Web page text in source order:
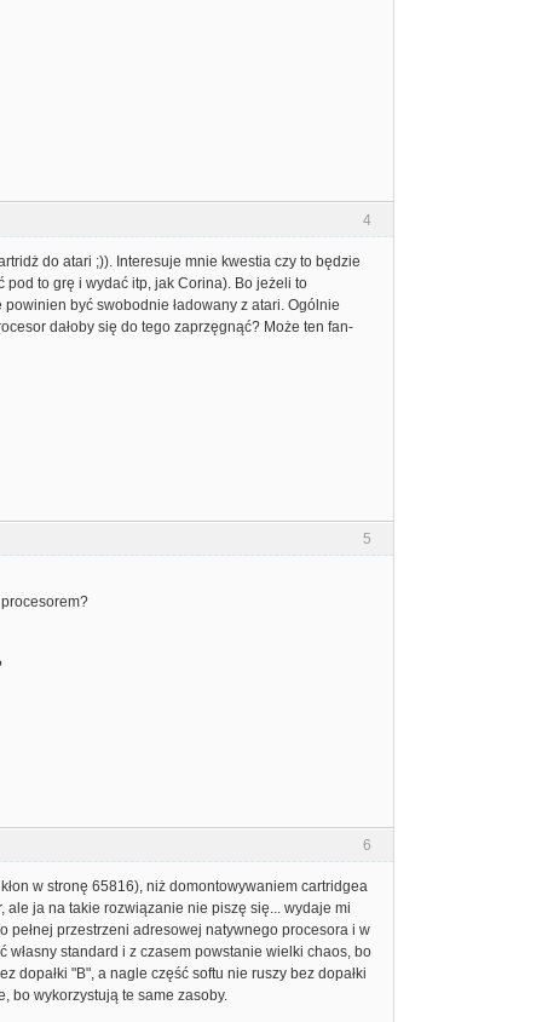
4
do atari ;)). Interesuje mnie kwestia czy to będzie
to grę i wydać itp, jak Corina). Bo jeżeli to
być swobodnie ładowany z atari. Ogólnie
dałoby się do tego zaprzęgnąć? Może ten fan-
5
6
w stronę 65816), niż domontowywaniem cartridgea
ale ja na takie rozwiązanie nie piszę się... wydaje mi
pełnej przestrzeni adresowej natywnego procesora i w
własny standard i z czasem powstanie wielki chaos, bo
dopałki "B", a nagle część softu nie ruszy bez dopałki
bo wykorzystują te same zasoby.